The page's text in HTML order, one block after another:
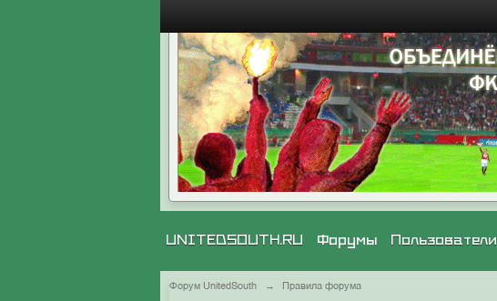
UNITEDSOUTH.RU Форумы Пользователи
Форум UnitedSouth → Правила форума